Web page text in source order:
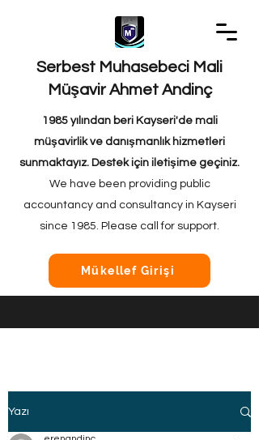
Serbest Muhasebeci Mali
Müşavir Ahmet Andinç
1985 yılından beri Kayseri'de mali
müşavirlik ve danışmanlık hizmetleri
sunmaktayız. Destek için iletişime geçiniz.
We have been providing public
accountancy and consultancy in Kayseri
since 1985. Please call for support.
Mükellef Girişi
Yazı